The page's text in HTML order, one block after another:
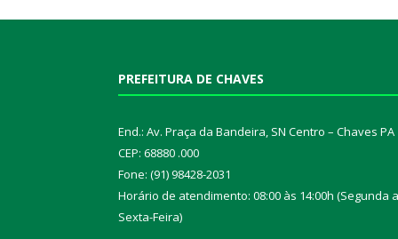
PREFEITURA DE CHAVES
End.: Av. Praça da Bandeira, SN Centro – Chaves PA
CEP: 68880 .000
Fone: (91) 98428-2031
Horário de atendimento: 08:00 às 14:00h (Segunda a
Sexta-Feira)